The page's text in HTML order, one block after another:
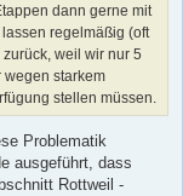
dann gerne mit
regelmäßig (oft
weil wir nur 5
wegen starkem
stellen müssen.
Problematik
ausgeführt, dass
Rottweil -